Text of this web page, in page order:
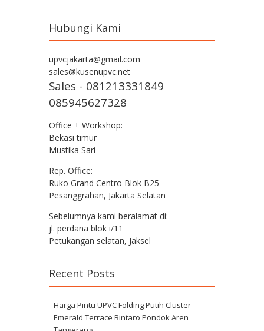
Hubungi Kami
upvcjakarta@gmail.com
sales@kusenupvc.net
Sales - 081213331849
085945627328
Office + Workshop:
Bekasi timur
Mustika Sari
Rep. Office:
Ruko Grand Centro Blok B25
Pesanggrahan, Jakarta Selatan
Sebelumnya kami beralamat di:
jl. perdana blok i/11
Petukangan selatan, Jaksel
Recent Posts
Harga Pintu UPVC Folding Putih Cluster
Emerald Terrace Bintaro Pondok Aren